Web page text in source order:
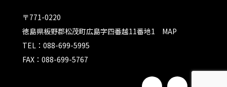
〒771-0220
徳島県板野郡松茂町広島字四番越11番地1 MAP
TEL：088-699-5995
FAX：088-699-5767